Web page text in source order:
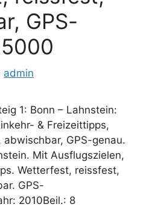
GPS-
admin
1: Bonn – Lahnstein:
& Freizeittipps,
GPS-genau.
Mit Ausflugszielen,
Wetterfest, reissfest,
GPS-
2010Beil.: 8